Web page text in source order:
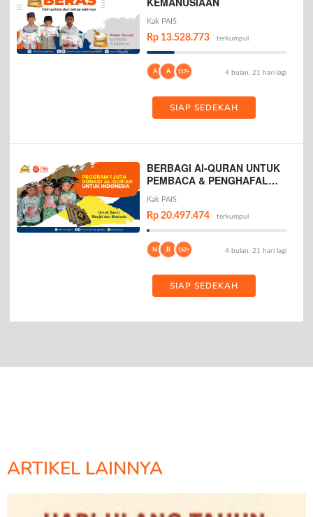
Kak PAIS
Rp 13.528.773 terkumpul
A A 117+ 4 bulan, 21 hari lagi
SIAP SEDEKAH
BERBAGI Al-QURAN UNTUK
PEMBACA & PENGHAFAL
AL-QURAN
Kak PAIS
Rp 20.497.474 terkumpul
N B 162+ 4 bulan, 21 hari lagi
SIAP SEDEKAH
ARTIKEL LAINNYA